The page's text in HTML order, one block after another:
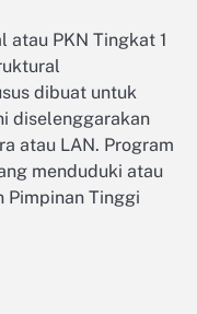
atau PKN Tingkat 1
dibuat untuk
diselenggarakan
atau LAN. Program
menduduki atau
Pimpinan Tinggi